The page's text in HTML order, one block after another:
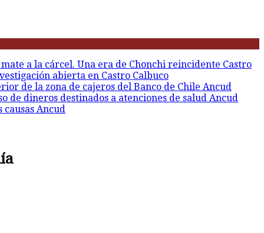
a la cárcel. Una era de Chonchi reincidente Castro
abierta en Castro Calbuco
de la zona de cajeros del Banco de Chile Ancud
de dineros destinados a atenciones de salud Ancud
Ancud